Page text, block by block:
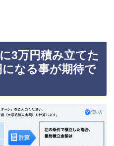
3万円積み立てた
なる事が期待で